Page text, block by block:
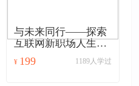
与未来同行——探索
互联网新职场人生攻
略
¥ 199 1189人学过